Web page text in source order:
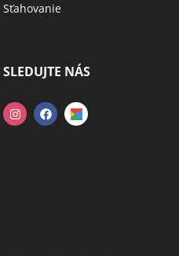
Sťahovanie
SLEDUJTE NÁS